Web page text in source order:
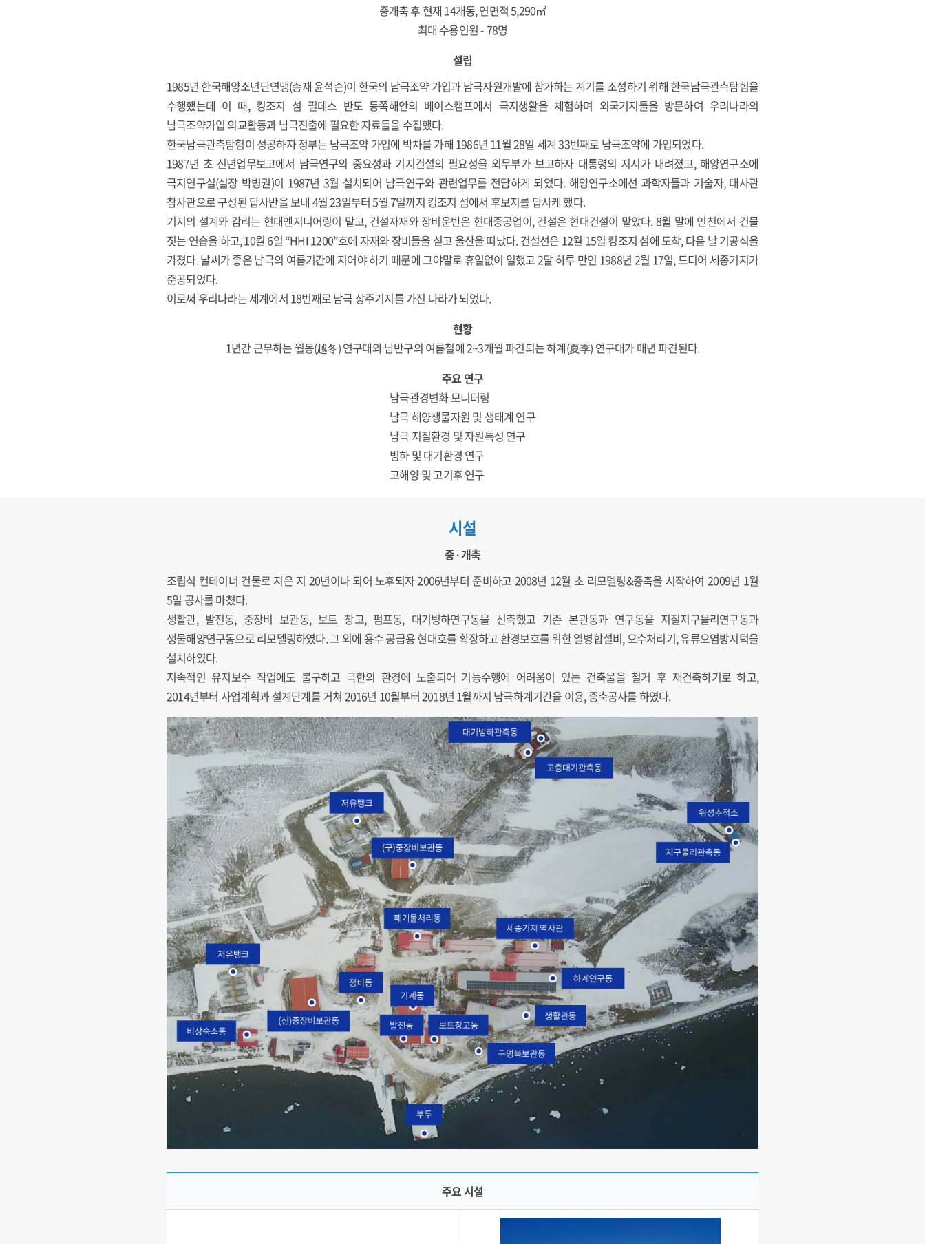
증개축 후 현재 14개동, 연면적 5,290㎡
최대 수용인원 - 78명
설립
1985년 한국해양소년단연맹(총재 윤석순)이 한국의 남극조약 가입과 남극자원개발에 참가하는 계기를 조성하기 위해 한국남극관측탐험을
수행했는데 이 때, 킹조지 섬 필데스 반도 동쪽해안의 베이스캠프에서 극지생활을 체험하며 외국기지들을 방문하여 우리나라의
남극조약가입 외교활동과 남극진출에 필요한 자료들을 수집했다.
한국남극관측탐험이 성공하자 정부는 남극조약 가입에 박차를 가해 1986년 11월 28일 세계 33번째로 남극조약에 가입되었다.
1987년 초 신년업무보고에서 남극연구의 중요성과 기지건설의 필요성을 외무부가 보고하자 대통령의 지시가 내려졌고, 해양연구소에
극지연구실(실장 박병권)이 1987년 3월 설치되어 남극연구와 관련업무를 전담하게 되었다. 해양연구소에선 과학자들과 기술자, 대사관
참사관으로 구성된 답사반을 보내 4월 23일부터 5월 7일까지 킹조지 섬에서 후보지를 답사케 했다.
기지의 설계와 감리는 현대엔지니어링이 맡고, 건설자재와 장비운반은 현대중공업이, 건설은 현대건설이 맡았다. 8월 말에 인천에서 건물
짓는 연습을 하고, 10월 6일 “HHI 1200”호에 자재와 장비들을 싣고 울산을 떠났다. 건설선은 12월 15일 킹조지 섬에 도착, 다음 날 기공식을
가졌다. 날씨가 좋은 남극의 여름기간에 지어야 하기 때문에 그야말로 휴일없이 일했고 2달 하루 만인 1988년 2월 17일, 드디어 세종기지가
준공되었다.
이로써 우리나라는 세계에서 18번째로 남극 상주기지를 가진 나라가 되었다.
현황
1년간 근무하는 월동(越冬) 연구대와 남반구의 여름철에 2~3개월 파견되는 하계(夏季) 연구대가 매년 파견된다.
주요 연구
남극관경변화 모니터링
남극 해양생물자원 및 생태계 연구
남극 지질환경 및 자원특성 연구
빙하 및 대기환경 연구
고해양 및 고기후 연구
시설
증 ∙ 개축
조립식 컨테이너 건물로 지은 지 20년이나 되어 노후되자 2006년부터 준비하고 2008년 12월 초 리모델링&증축을 시작하여 2009년 1월
5일 공사를 마쳤다.
생활관, 발전동, 중장비 보관동, 보트 창고, 펌프동, 대기빙하연구동을 신축했고 기존 본관동과 연구동을 지질지구물리연구동과
생물해양연구동으로 리모델링하였다. 그 외에 용수 공급용 현대호를 확장하고 환경보호를 위한 열병합설비, 오수처리기, 유류오염방지턱을
설치하였다.
지속적인 유지보수 작업에도 불구하고 극한의 환경에 노출되어 기능수행에 어려움이 있는 건축물을 철거 후 재건축하기로 하고,
2014년부터 사업계획과 설계단계를 거쳐 2016년 10월부터 2018년 1월까지 남극하계기간을 이용, 증축공사를 하였다.
주요 시설